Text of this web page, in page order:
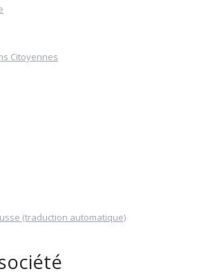
Citoyennes
(traduction automatique)